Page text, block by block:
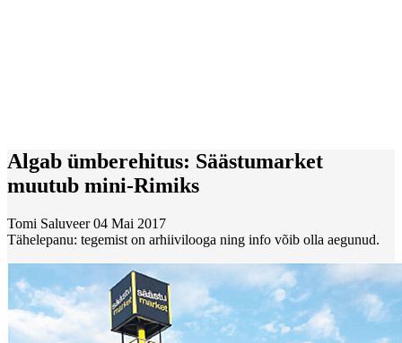
Algab ümberehitus: Säästumarket
muutub mini-Rimiks
Tomi Saluveer 04 Mai 2017
Tähelepanu: tegemist on arhiivilooga ning info võib olla aegunud.